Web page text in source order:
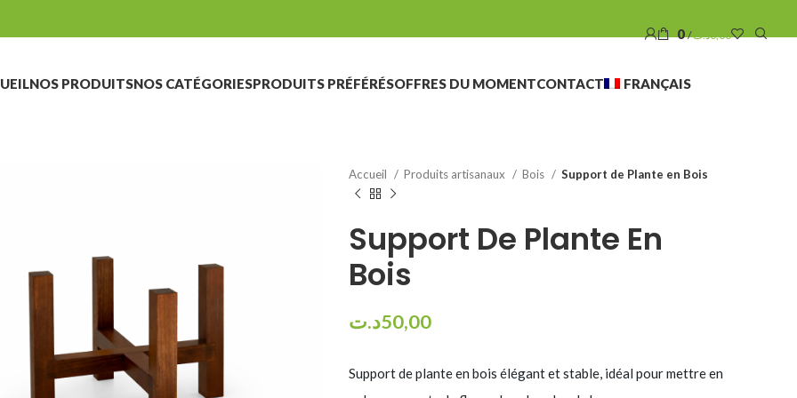
0 / 0,00د.ت
NOS PRODUITSNOS CATÉGORIESPRODUITS PRÉFÉRÉSOFFRES DU MOMENTCONTACT FRANÇAIS
Accueil Produits artisanaux Bois Support de Plante en Bois
Support De Plante En
Bois
50,00د.ت
Support de plante en bois élégant et stable, idéal pour mettre en